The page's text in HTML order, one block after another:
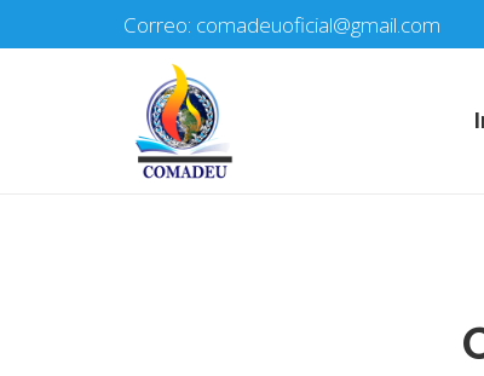
Correo: comadeuoficial@gmail.com